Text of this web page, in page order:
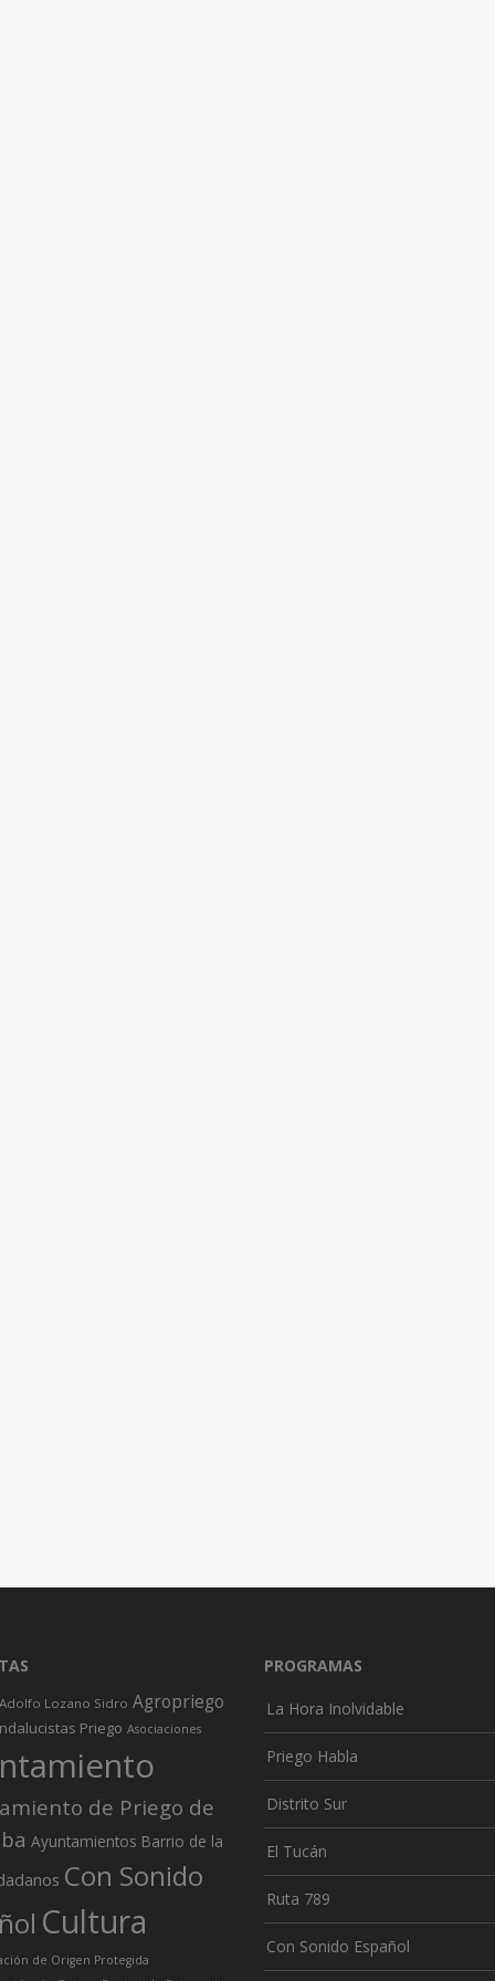
Lozano Sidro Agropriego
Priego Asociaciones
de Priego de
Ayuntamientos Barrio de la
Con Sonido
Cultura
de Origen Protegida
PROGRAMAS
La Hora Inolvidable
Priego Habla
Distrito Sur
El Tucán
Ruta 789
Con Sonido Español